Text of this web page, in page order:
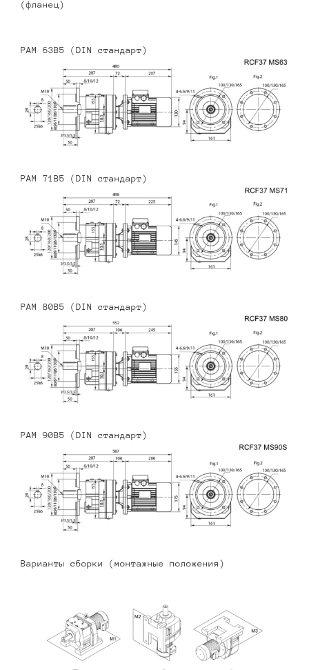
(фланец)
PAM 63B5 (DIN стандарт)
PAM 71B5 (DIN стандарт)
PAM 80B5 (DIN стандарт)
PAM 90B5 (DIN стандарт)
Варианты сборки (монтажные положения)